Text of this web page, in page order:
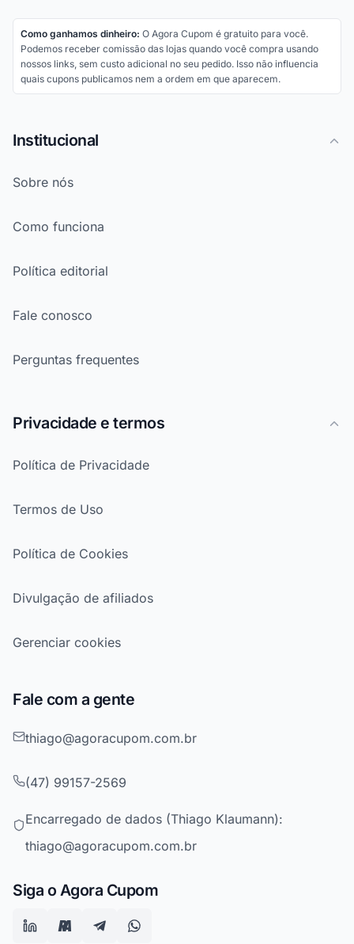
Como ganhamos dinheiro: O Agora Cupom é gratuito para você.
Podemos receber comissão das lojas quando você compra usando
nossos links, sem custo adicional no seu pedido. Isso não influencia
quais cupons publicamos nem a ordem em que aparecem.
Institucional
Sobre nós
Como funciona
Política editorial
Fale conosco
Perguntas frequentes
Privacidade e termos
Política de Privacidade
Termos de Uso
Política de Cookies
Divulgação de afiliados
Gerenciar cookies
Fale com a gente
thiago@agoracupom.com.br
(47) 99157-2569
Encarregado de dados (Thiago Klaumann):
thiago@agoracupom.com.br
Siga o Agora Cupom